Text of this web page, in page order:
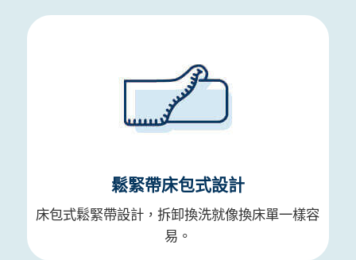
鬆緊帶床包式設計
床包式鬆緊帶設計，拆卸換洗就像換床單一樣容
易。